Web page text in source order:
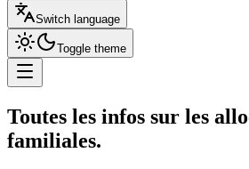
Switch language
Toggle theme
Toutes les infos sur les
familiales.